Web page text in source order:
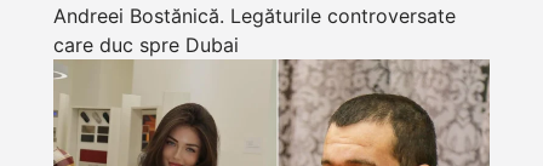
Andreei Bostănică. Legăturile controversate
care duc spre Dubai